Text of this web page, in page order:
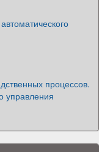
процессов.
управления